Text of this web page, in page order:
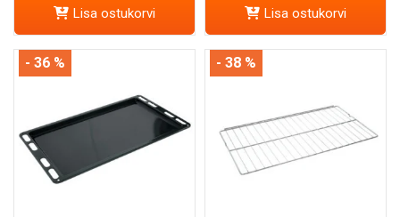
Lisa ostukorvi Lisa ostukorvi
- 36 % - 38 %